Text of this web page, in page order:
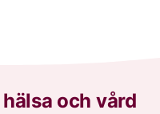
och vård